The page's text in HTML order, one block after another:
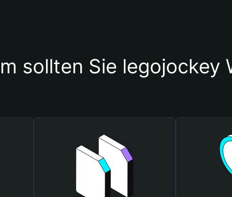
sollten Sie legojockey